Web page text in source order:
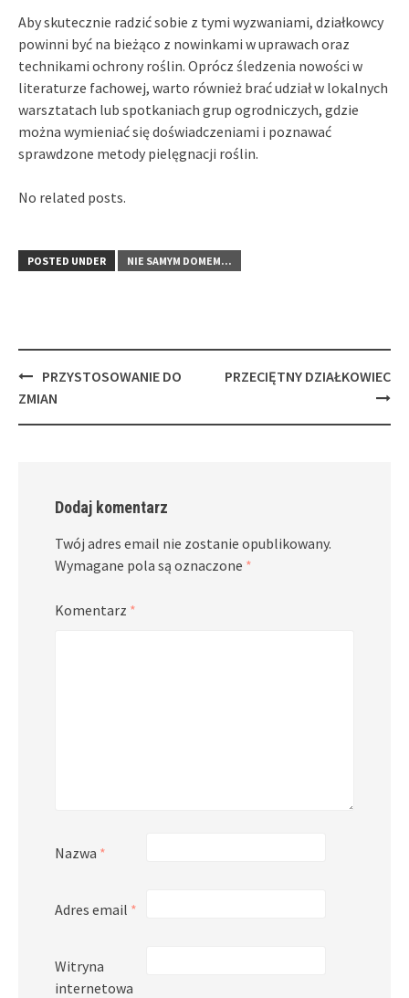
Aby skutecznie radzić sobie z tymi wyzwaniami, działkowcy
powinni być na bieżąco z nowinkami w uprawach oraz
technikami ochrony roślin. Oprócz śledzenia nowości w
literaturze fachowej, warto również brać udział w lokalnych
warsztatach lub spotkaniach grup ogrodniczych, gdzie
można wymieniać się doświadczeniami i poznawać
sprawdzone metody pielęgnacji roślin.
No related posts.
POSTED UNDER NIE SAMYM DOMEM...
Post
navigation
PRZYSTOSOWANIE DO
ZMIAN
PRZECIĘTNY DZIAŁKOWIEC
Dodaj komentarz
Twój adres email nie zostanie opublikowany.
Wymagane pola są oznaczone *
Komentarz *
Nazwa *
Adres email *
Witryna
internetowa